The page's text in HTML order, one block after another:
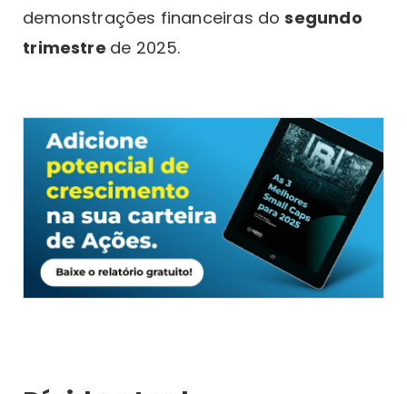
demonstrações financeiras dosegundo
trimestre de 2025.